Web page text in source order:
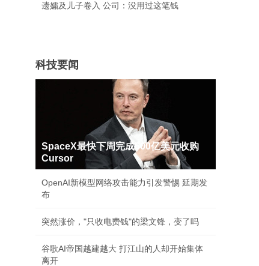
遗孀及儿子卷入 公司：没用过这笔钱
科技要闻
SpaceX最快下周完成600亿美元收购
Cursor
OpenAI新模型网络攻击能力引发警惕 延期发
布
突然涨价，"只收电费钱"的梁文锋，变了吗
谷歌AI帝国越建越大 打江山的人却开始集体
离开